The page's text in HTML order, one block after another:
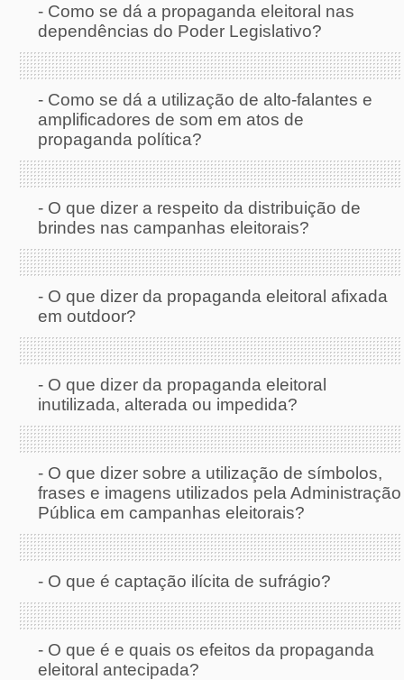
- Como se dá a propaganda eleitoral nas
dependências do Poder Legislativo?
- Como se dá a utilização de alto-falantes e
amplificadores de som em atos de
propaganda política?
- O que dizer a respeito da distribuição de
brindes nas campanhas eleitorais?
- O que dizer da propaganda eleitoral afixada
em outdoor?
- O que dizer da propaganda eleitoral
inutilizada, alterada ou impedida?
- O que dizer sobre a utilização de símbolos,
frases e imagens utilizados pela Administração
Pública em campanhas eleitorais?
- O que é captação ilícita de sufrágio?
- O que é e quais os efeitos da propaganda
eleitoral antecipada?